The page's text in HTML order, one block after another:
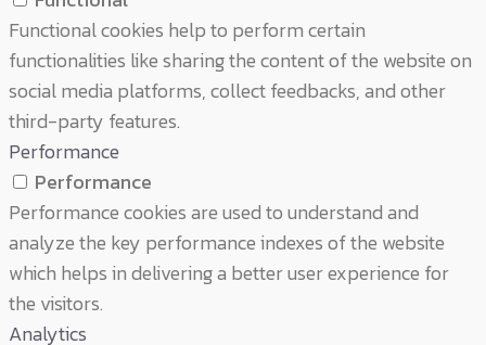
Functional cookies help to perform certain
functionalities like sharing the content of the website on
social media platforms, collect feedbacks, and other
third-party features.
Performance
Performance
Performance cookies are used to understand and
analyze the key performance indexes of the website
which helps in delivering a better user experience for
the visitors.
Analytics